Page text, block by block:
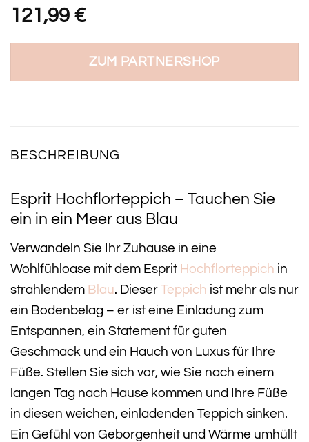
121,99 €
ZUM PARTNERSHOP
BESCHREIBUNG
Esprit Hochflorteppich – Tauchen Sie
ein in ein Meer aus Blau
Verwandeln Sie Ihr Zuhause in eine
Wohlfühloase mit dem Esprit Hochflorteppich in
strahlendem Blau. Dieser Teppich ist mehr als nur
ein Bodenbelag – er ist eine Einladung zum
Entspannen, ein Statement für guten
Geschmack und ein Hauch von Luxus für Ihre
Füße. Stellen Sie sich vor, wie Sie nach einem
langen Tag nach Hause kommen und Ihre Füße
in diesen weichen, einladenden Teppich sinken.
Ein Gefühl von Geborgenheit und Wärme umhüllt